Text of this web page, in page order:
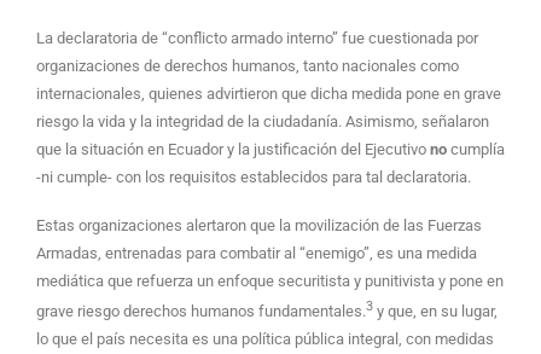
La declaratoria de “conflicto armado interno” fue cuestionada por
organizaciones de derechos humanos, tanto nacionales como
internacionales, quienes advirtieron que dicha medida pone en grave
riesgo la vida y la integridad de la ciudadanía. Asimismo, señalaron
que la situación en Ecuador y la justificación del Ejecutivo no cumplía
-ni cumple- con los requisitos establecidos para tal declaratoria.
Estas organizaciones alertaron que la movilización de las Fuerzas
Armadas, entrenadas para combatir al “enemigo”, es una medida
mediática que refuerza un enfoque securitista y punitivista y pone en
grave riesgo derechos humanos fundamentales.3 y que, en su lugar,
lo que el país necesita es una política pública integral, con medidas